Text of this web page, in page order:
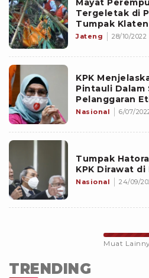
Mayat
Tergeletak di
Tumpak Klaten
Jateng 28/10/
KPK
Pintauli Dalam
Pelanggaran
Nasional 6/07/
Tumpak
KPK Dirawat
Nasional 24/09/
Muat
TRENDING